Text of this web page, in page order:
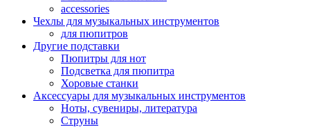
accessories
Чехлы для музыкальных инструментов
для пюпитров
Другие подставки
Пюпитры для нот
Подсветка для пюпитра
Хоровые станки
Аксессуары для музыкальных инструментов
Ноты, сувениры, литература
Струны